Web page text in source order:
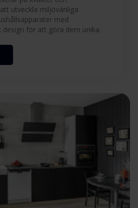
B
OIP 16636 B
utveckla miljövänliga
med
design för att göra dem unika.